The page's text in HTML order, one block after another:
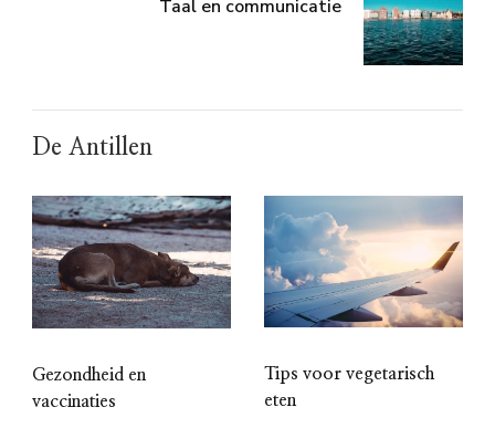
Taal en communicatie
De Antillen
Gezondheid en
vaccinaties
Tips voor vegetarisch
eten